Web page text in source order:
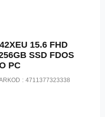
15.6 FHD
SSD FDOS
PC
: 4711377323338